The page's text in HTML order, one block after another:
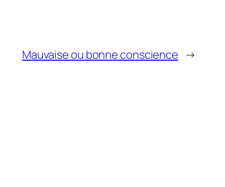
Mauvaise ou bonne conscience →